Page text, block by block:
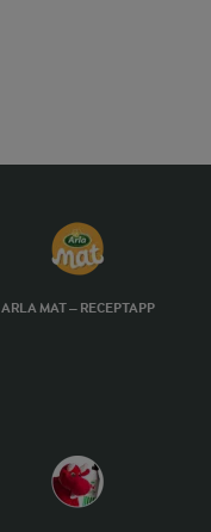
ARLA MAT – RECEPTAPP